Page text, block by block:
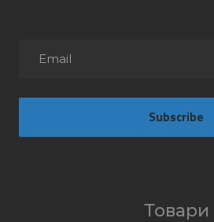
Subscribe
Товари